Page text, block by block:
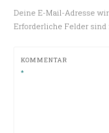
Deine E-Mail-Adresse
Erforderliche Felder
KOMMENTAR
*